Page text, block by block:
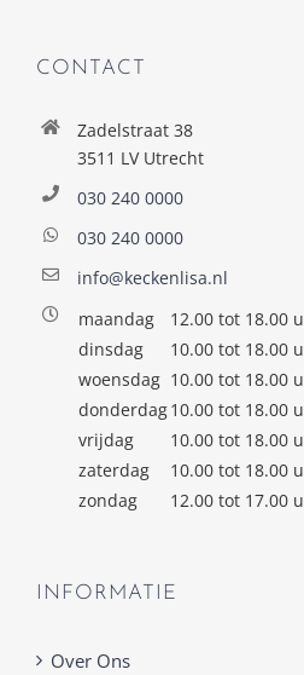
CONTACT
Zadelstraat 38
3511 LV Utrecht
030 240 0000
030 240 0000
info@keckenlisa.nl
maandag
12.00 tot 18.00 u
dinsdag
10.00 tot 18.00 u
woensdag 10.00 tot 18.00 u
donderdag10.00 tot 18.00 u
vrijdag
10.00 tot 18.00 u
zaterdag
10.00 tot 18.00 u
zondag
12.00 tot 17.00 u
INFORMATIE
Over Ons